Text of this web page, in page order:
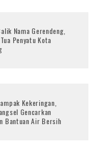
Nama Gerendeng,
Penyatu Kota
Kekeringan,
Gencarkan
Bantuan Air Bersih